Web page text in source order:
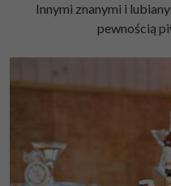
Innymi znanymi i
pewnością